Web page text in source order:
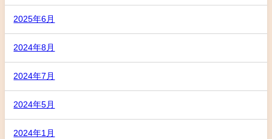
2025年6月
2024年8月
2024年7月
2024年5月
2024年1月